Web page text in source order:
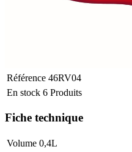
Référence 46RV04
En stock 6 Produits
Fiche technique
Volume 0,4L